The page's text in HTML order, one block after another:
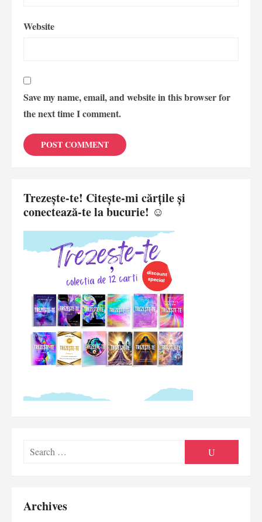
Website
Save my name, email, and website in this browser for
the next time I comment.
Trezește-te! Citește-mi cărțile și
conectează-te la bucurie! ☺️
for:
Archives